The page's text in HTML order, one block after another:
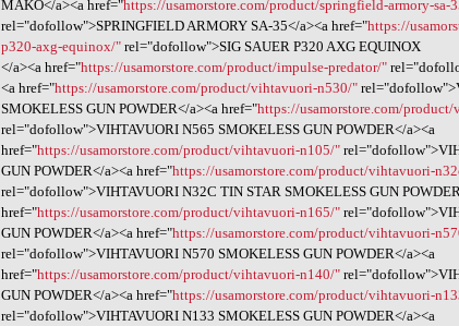
MAKO</a><a href="https://usamorstore.com/product/springfield-armory-sa-
rel="dofollow">SPRINGFIELD ARMORY SA-35</a><a href="https://
p320-axg-equinox/" rel="dofollow">SIG SAUER P320 AXG EQUINOX
</a><a href="https://usamorstore.com/product/impulse-predator/"
<a href="https://usamorstore.com/product/vihtavuori-n530/"
SMOKELESS GUN POWDER</a><a href="https://usamorstore.com/
rel="dofollow">VIHTAVUORI N565 SMOKELESS GUN POWDER</a><a
href="https://usamorstore.com/product/vihtavuori-n105/"
GUN POWDER</a><a href="https://usamorstore.com/product/vihtavuori-
rel="dofollow">VIHTAVUORI N32C TIN STAR SMOKELESS GUN
href="https://usamorstore.com/product/vihtavuori-n165/"
GUN POWDER</a><a href="https://usamorstore.com/product/vihtavuori-
rel="dofollow">VIHTAVUORI N570 SMOKELESS GUN POWDER</a><a
href="https://usamorstore.com/product/vihtavuori-n140/"
GUN POWDER</a><a href="https://usamorstore.com/product/vihtavuori-
rel="dofollow">VIHTAVUORI N133 SMOKELESS GUN POWDER</a><a